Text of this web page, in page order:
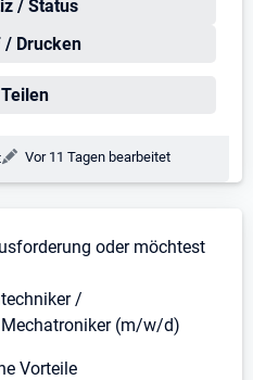
/ Status
/ Drucken
Teilen
Änderungsdatum:
Vor 11 Tagen bearbeitet
oder möchtest
/
(m/w/d)
Vorteile